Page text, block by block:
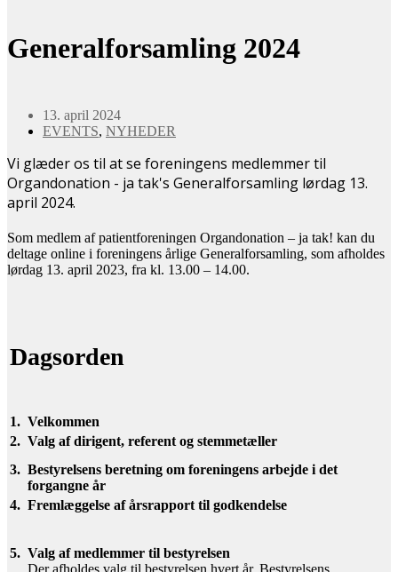
Generalforsamling 2024
13. april 2024
EVENTS, NYHEDER
Vi glæder os til at se foreningens medlemmer til
Organdonation - ja tak's Generalforsamling lørdag 13.
april 2024.
Som medlem af patientforeningen Organdonation – ja tak! kan du
deltage online i foreningens årlige Generalforsamling, som afholdes
lørdag 13. april 2023, fra kl. 13.00 – 14.00.
Dagsorden
1. Velkommen
2. Valg af dirigent, referent og stemmetæller
3. Bestyrelsens beretning om foreningens arbejde i det
forgangne år
4. Fremlæggelse af årsrapport til godkendelse
5. Valg af medlemmer til bestyrelsen
Der afholdes valg til bestyrelsen hvert år. Bestyrelsens